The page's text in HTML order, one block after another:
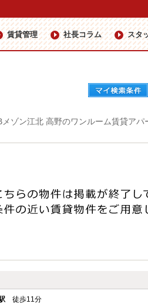
賃貸管理 社長コラム スタ
メゾン江北 高野のワンルーム賃貸アパ
徒歩11分